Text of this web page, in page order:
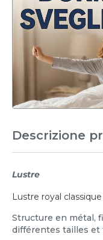
Descrizione
Lustre
Lustre royal
Structure en métal,
différentes tailles et